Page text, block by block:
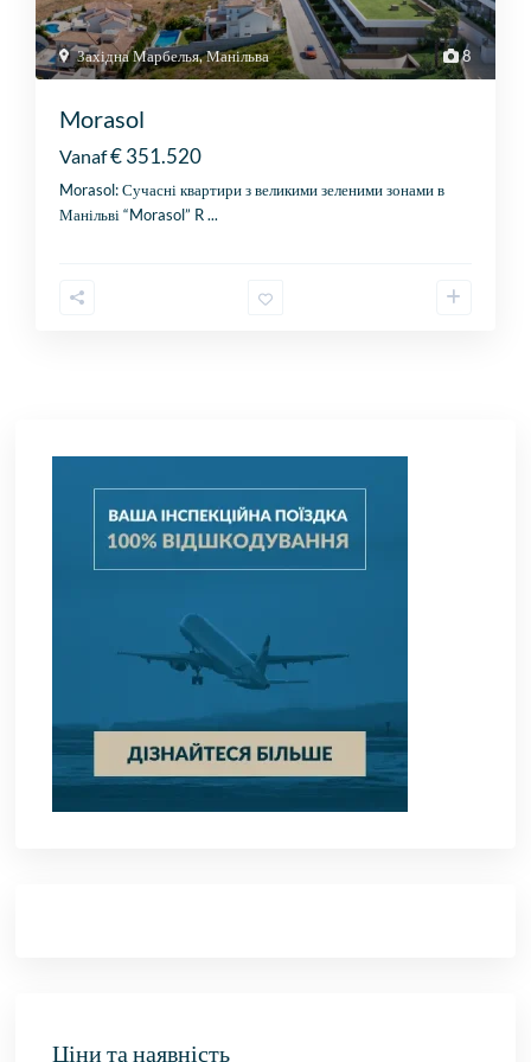
8
Західна Марбелья,Манільва
Morasol
Vanaf€ 351.520
Morasol: Сучасні квартири з великими зеленими зонами в
Манільві “Morasol” R...
Ціни та наявність